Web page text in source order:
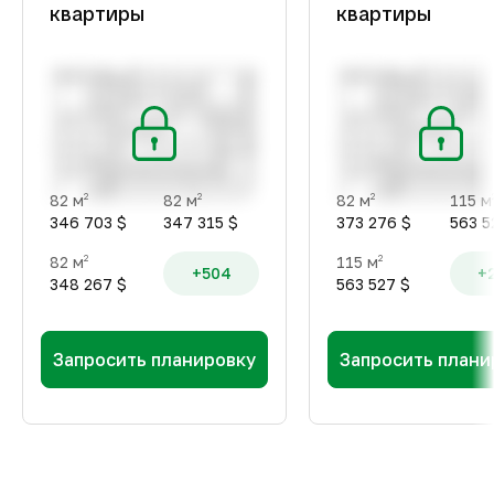
квартиры
82 м2
346 703 $
82 м2
347 315 $
82 м2
348 267 $
+504
Запросить планировку
квартиры
82 м2
373 276 $
115 м
563
115 м2
563 527 $
Запросить